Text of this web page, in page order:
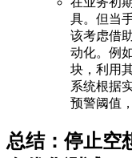
具。但当
该考虑借
动化。例
块，利用
系统根据
预警阈值
总结：停止空